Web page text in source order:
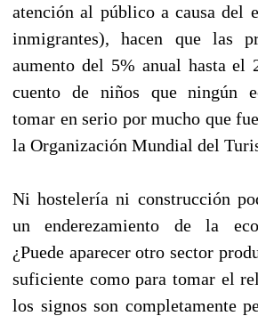
atención al público a causa del
inmigrantes), hacen que las
aumento del 5% anual hasta el
cuento de niños que ningún
tomar en serio por mucho que
la Organización Mundial del
Ni hostelería ni construcción
un enderezamiento de la
¿Puede aparecer otro sector
suficiente como para tomar el
los signos son completamente